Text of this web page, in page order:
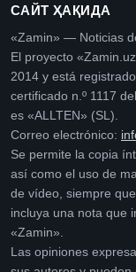
САЙТ ҲАҚИДА
«Zamin» — Noticias
El proyecto
2014 y está
certificado n.º 1117
es «ALLTEN» (SL).
Correo electrónico:
Se permite la copia
así como el uso de
de vídeo, siempre
incluya una nota que
«Zamin».
Las opiniones